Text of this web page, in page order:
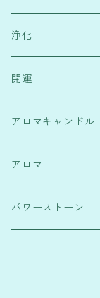
緑・健康運
水色・高次元宇宙
赤・行動力
透明・浄化
ピンク・恋愛運
浄化
塩
浄化スプレー
フラワーオブライフ
麻のしずく
開運
霊符
パワーストーンブ
アロマキャンドル
アロマ
パワーストーン